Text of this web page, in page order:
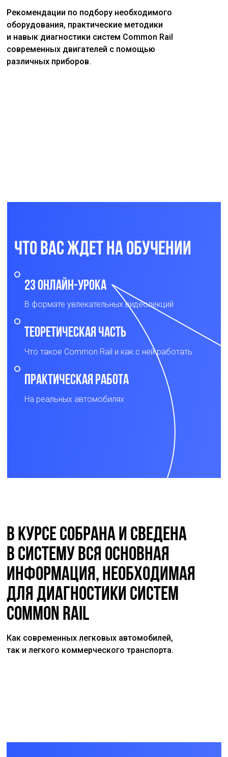
Рекомендации по подбору необходимого
оборудования, практические методики
и навык диагностики систем Common Rail
современных двигателей с помощью
различных приборов.
Что вас ждет на обучении
23 онлайн-урока
В формате увлекательных видеолекций
Теоретическая часть
Что такое Common Rail и как с ней работать
Практическая работа
На реальных автомобилях
В курсе собрана и сведена
в систему вся основная
информация, необходимая
для диагностики систем
Common Rail
Как современных легковых автомобилей,
так и легкого коммерческого транспорта.